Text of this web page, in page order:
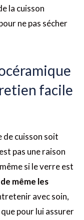
la cuisson
ne pas sécher
facile
de cuisson soit
pas une raison
si le verre est
même les
avec soin,
pour lui assurer